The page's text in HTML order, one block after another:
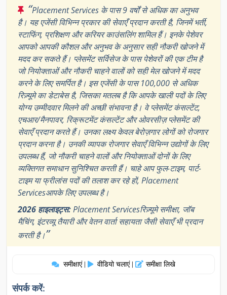
“Placement Services के पास 9 वर्षों से अधिक का अनुभव
है। यह एजेंसी विभिन्न प्रकार की सेवाएँ प्रदान करती है, जिनमें भर्ती,
स्टाफिंग, प्रशिक्षण और करियर काउंसलिंग शामिल हैं। इनके पेशेवर
आपको आपकी कौशल और अनुभव के अनुसार सही नौकरी खोजने में
मदद कर सकते हैं। प्लेसमेंट सर्विसेज के पास पेशेवरों की एक टीम है
जो नियोक्ताओं और नौकरी चाहने वालों को सही मेल खोजने में मदद
करने के लिए समर्पित है। इस एजेंसी के पास 100,000 से अधिक
रिज़्यूमे का डेटाबेस है, जिसका मतलब है कि आपके खाली पदों के लिए
योग्य उम्मीदवार मिलने की अच्छी संभावना है। वे प्लेसमेंट कंसल्टेंट,
एचआर/मैनपावर, रिक्रूटमेंट कंसल्टेंट और ओवरसीज़ प्लेसमेंट की
सेवाएँ प्रदान करते हैं। उनका लक्ष्य केवल बेरोज़गार लोगों को रोजगार
प्रदान करना है। उनकी व्यापक रोजगार सेवाएँ विभिन्न उद्योगों के लिए
उपलब्ध हैं, जो नौकरी चाहने वालों और नियोक्ताओं दोनों के लिए
व्यक्तिगत समाधान सुनिश्चित करती हैं। चाहे आप फुल-टाइम, पार्ट-
टाइम या फ्रीलांस पदों की तलाश कर रहे हों, Placement
Servicesआपके लिए उपलब्ध है।
2026 हाइलाइट्स:Placement Servicesरिज़्यूमे समीक्षा, जॉब
मैचिंग, इंटरव्यू तैयारी और वेतन वार्ता सहायता जैसी सेवाएँ भी प्रदान
करती है।”
समीक्षाएं | वीडियो चलाएं | समीक्षा लिखे
संपर्क करें: